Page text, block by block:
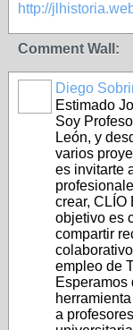
http://
Comment Wall:
Diego
Estimado
Soy
León, y
varios
es invitarte
crear, CLÍO
objetivo es
compartir
empleo de
Esperamos
a